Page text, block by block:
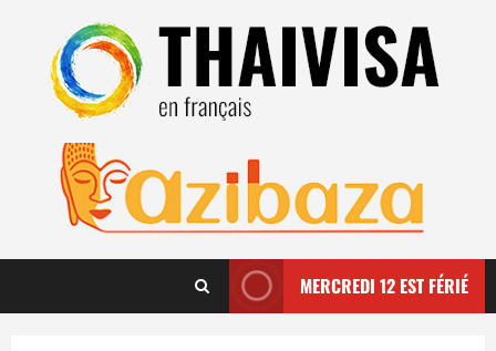
contenu
MERCREDI 12 EST FÉRIÉ